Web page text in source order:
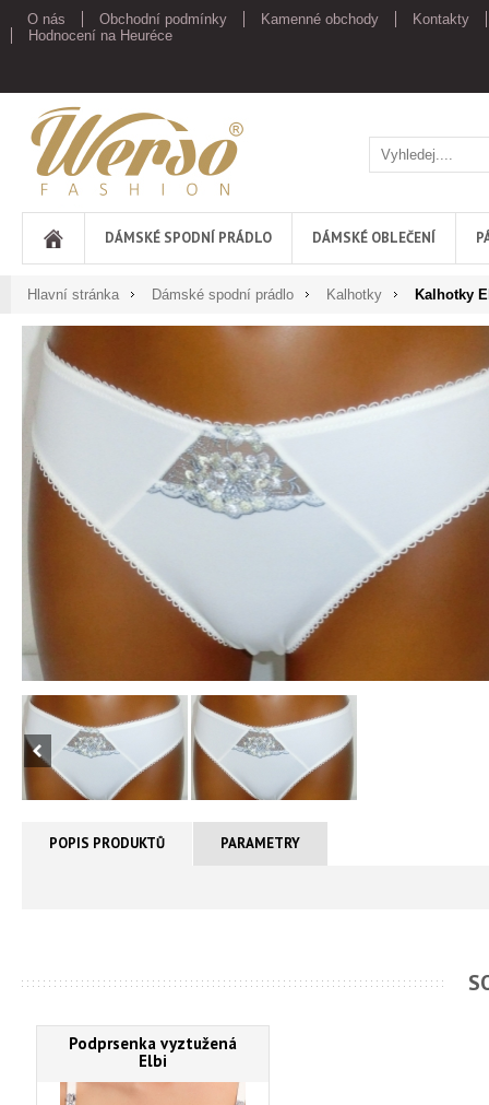
O nás Obchodní podmínky Kamenné obchody
Kontakty
Hodnocení na Heuréce
Werso
DÁMSKÉ SPODNÍ PRÁDLO DÁMSKÉ OBLEČENÍ
Hlavní stránka Dámské spodní prádlo Kalhotky Kalhotky
POPIS PRODUKTŮ PARAMETRY
Podprsenka vyztužená
Elbi